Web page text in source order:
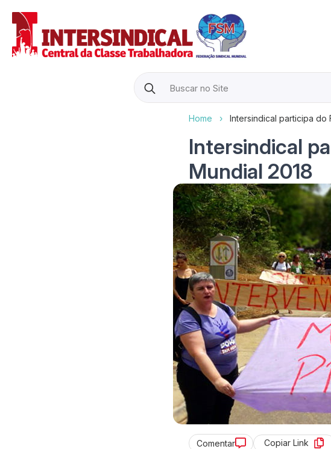
Search
for:
Home › Intersindical participa do
Intersindical
Mundial 2018
Comentar Copiar Link